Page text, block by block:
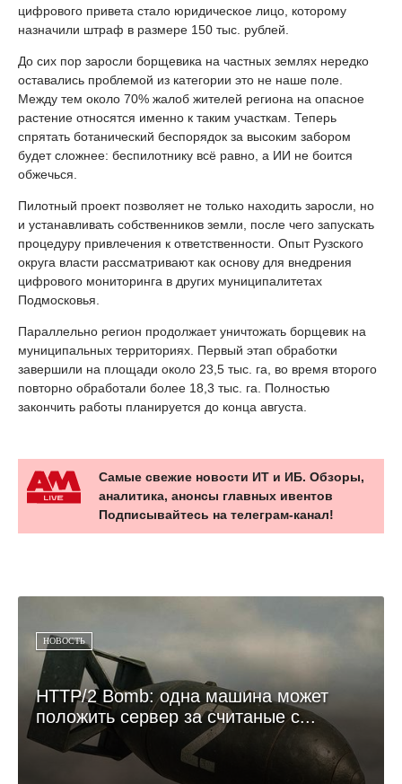
цифрового привета стало юридическое лицо, которому
назначили штраф в размере 150 тыс. рублей.
До сих пор заросли борщевика на частных землях нередко
оставались проблемой из категории это не наше поле.
Между тем около 70% жалоб жителей региона на опасное
растение относятся именно к таким участкам. Теперь
спрятать ботанический беспорядок за высоким забором
будет сложнее: беспилотнику всё равно, а ИИ не боится
обжечься.
Пилотный проект позволяет не только находить заросли, но
и устанавливать собственников земли, после чего запускать
процедуру привлечения к ответственности. Опыт Рузского
округа власти рассматривают как основу для внедрения
цифрового мониторинга в других муниципалитетах
Подмосковья.
Параллельно регион продолжает уничтожать борщевик на
муниципальных территориях. Первый этап обработки
завершили на площади около 23,5 тыс. га, во время второго
повторно обработали более 18,3 тыс. га. Полностью
закончить работы планируется до конца августа.
Самые свежие новости ИТ и ИБ. Обзоры,
аналитика, анонсы главных ивентов
Подписывайтесь на телеграм-канал!
НОВОСТЬ
HTTP/2 Bomb: одна машина может
положить сервер за считаные с...